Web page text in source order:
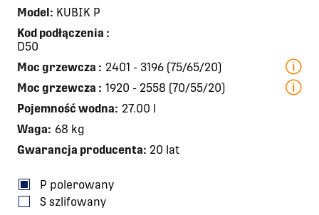
Model: KUBIK P
Kod podłączenia :
D50
Moc grzewcza : 2401 - 3196 (75/65/20)
Moc grzewcza : 1920 - 2558 (70/55/20)
Pojemność wodna: 27.00 l
Waga: 68 kg
Gwarancja producenta: 20 lat
P polerowany
S szlifowany